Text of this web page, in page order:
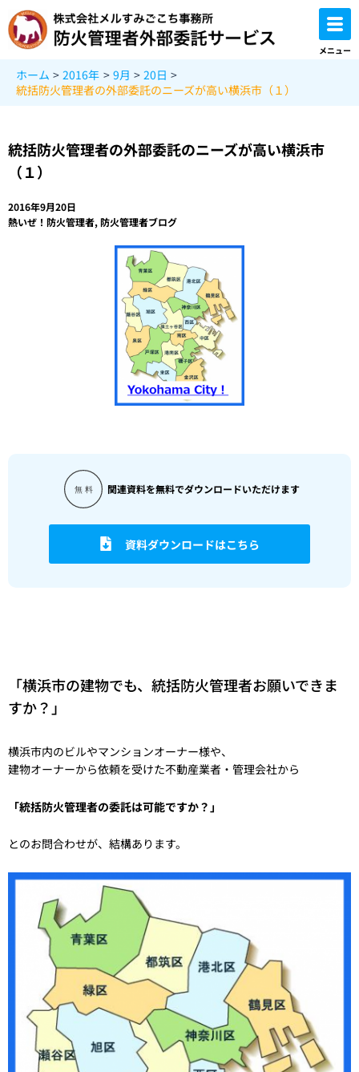
容
を
メニュー
ホーム 2016年 9月
20日
統括防火管理者の外部委託のニーズが高い横浜市（１）
統括防火管理者の外部委託のニーズが高い横浜市
（１）
2016年9月20日
熱いぜ！防火管理者, 防火管理者ブログ
関連資料を無料でダウンロードいただけます
資料ダウンロードはこちら
「横浜市の建物でも、統括防火管理者お願いできま
すか？」
横浜市内のビルやマンションオーナー様や、
建物オーナーから依頼を受けた不動産業者・管理会社から
「統括防火管理者の委託は可能ですか？」
とのお問合わせが、結構あります。